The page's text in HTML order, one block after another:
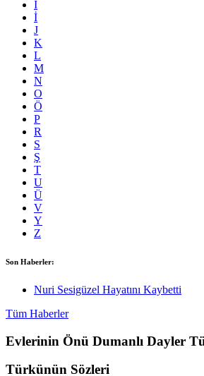
I
İ
J
K
L
M
N
O
Ö
P
R
S
Ş
T
U
Ü
V
Y
Z
Son Haberler:
Nuri Sesigüzel Hayatını Kaybetti
Tüm Haberler
Evlerinin Önü Dumanlı Dayler
Türkünün Sözleri